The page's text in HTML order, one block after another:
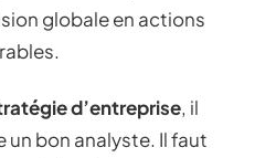
globale en actions
d’entreprise, il
un bon analyste. Il faut